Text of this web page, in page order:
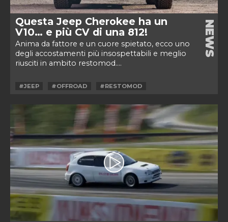
Questa Jeep Cherokee ha un
V10… e più CV di una 812!
Anima da fattore e un cuore spietato, ecco uno
degli accostamenti più insospettabili e meglio
riusciti in ambito restomod....
NEWS
#JEEP #OFFROAD #RESTOMOD